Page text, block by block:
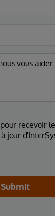
recevoir
jour
Submit